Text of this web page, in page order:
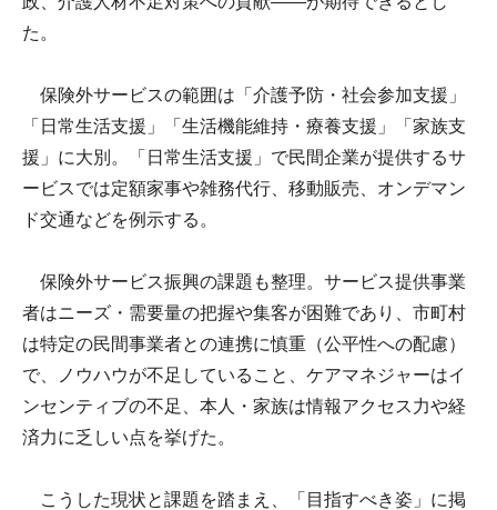
た。
保険外サービスの範囲は「介護予防・社会参加支援」
「日常生活支援」「生活機能維持・療養支援」「家族支
援」に大別。「日常生活支援」で民間企業が提供するサ
ービスでは定額家事や雑務代行、移動販売、オンデマン
ド交通などを例示する。
保険外サービス振興の課題も整理。サービス提供事業
者はニーズ・需要量の把握や集客が困難であり、市町村
は特定の民間事業者との連携に慎重（公平性への配慮）
で、ノウハウが不足していること、ケアマネジャーはイ
ンセンティブの不足、本人・家族は情報アクセス力や経
済力に乏しい点を挙げた。
こうした現状と課題を踏まえ、「目指すべき姿」に掲